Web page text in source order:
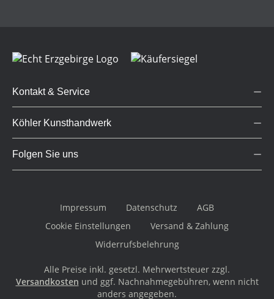
Kontakt & Service
Köhler Kunsthandwerk
Folgen Sie uns
Impressum Datenschutz
AGB
Cookie Einstellungen
Versand & Zahlung
Widerrufsbelehrung
Alle Preise inkl. gesetzl. Mehrwertsteuer zzgl.
Versandkosten und ggf. Nachnahmegebühren, wenn nicht
anders angegeben.